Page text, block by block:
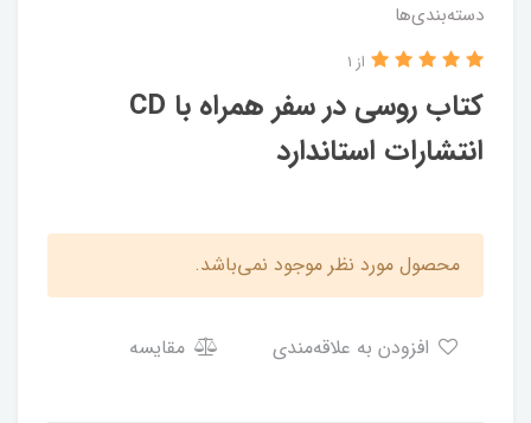
دسته‌بندی‌ها
کتاب روسی در سفر همراه با CD
انتشارات استاندارد
از 1
محصول مورد نظر موجود نمی‌باشد.
مقایسه